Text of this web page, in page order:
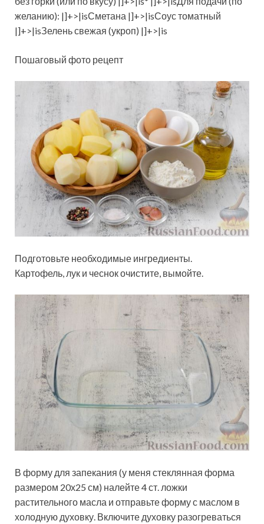
желанию): |]+>|isСметана |]+>|isСоус томатный
|]+>|isЗелень свежая (укроп) |]+>|is
Пошаговый фото рецепт
Подготовьте необходимые ингредиенты.
Картофель, лук и чеснок очистите, вымойте.
В форму для запекания (у меня стеклянная форма
размером 20х25 см) налейте 4 ст. ложки
растительного масла и отправьте форму с маслом в
холодную духовку. Включите духовку разогреваться